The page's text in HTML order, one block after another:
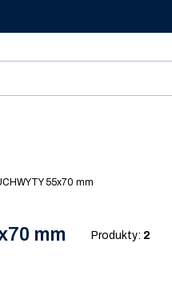
55x70 mm
mm Produkty: 2